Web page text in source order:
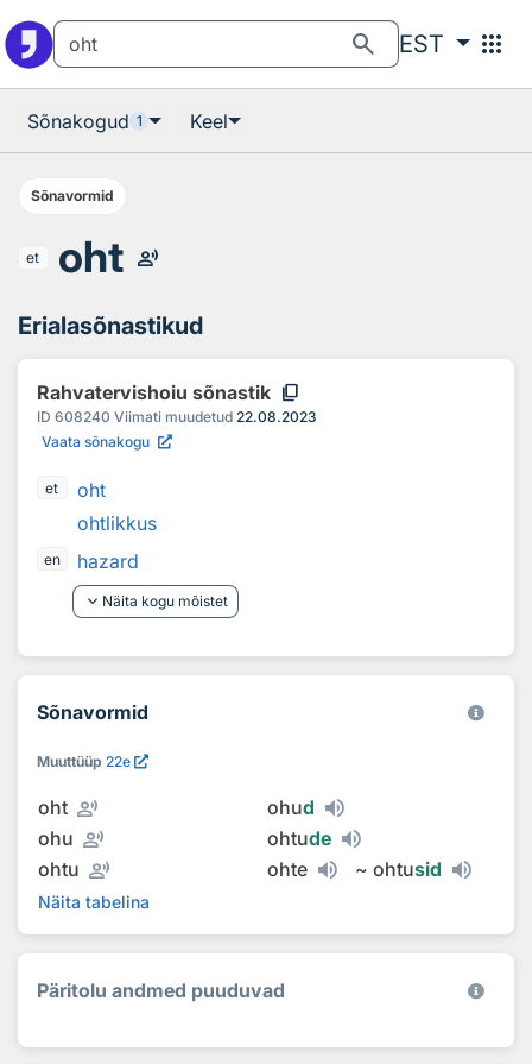
search EST apps
Sõnakogud 1 Keel
Sõnavormid
et oht record_voice_over
Erialasõnastikud
Rahvatervishoiu sõnastik content_copy
ID 608240 Viimati muudetud 22.08.2023
Vaata sõnakogu
et
oht
ohtlikkus
en
hazard
keyboard_arrow_down Näita kogu mõistet
Sõnavormid
Muuttüüp 22e
oht record_voice_over ohud
ohu record_voice_over ohtude
ohtu record_voice_over ohte ~ ohtusid
Näita tabelina
Päritolu andmed puuduvad